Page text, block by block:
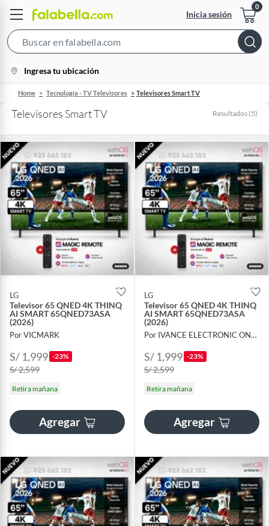
Inicia sesión
Bar
location-
icon
Ingresa tu ubicación
Home Tecnología - TV Televisores Televisores Smart TV
Televisores Smart TV Resultados (5)
LG
Televisor 65 QNED 4K THINQ
AI SMART 65QNED73ASA
(2026)
Por VICMARK
S/ 1,999 -23%
S/ 2,599
Retira mañana
Agregar
LG
Televisor 65 QNED 4K THINQ
AI SMART 65QNED73ASA
(2026)
Por IVANCE ELECTRONIC ONLINE
S/ 1,999 -23%
S/ 2,599
Retira mañana
Agregar